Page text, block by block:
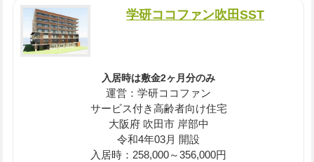
学研ココファン吹田SST
入居時は敷金2ヶ月分のみ
運営：学研ココファン
サービス付き高齢者向け住宅
大阪府 吹田市 岸部中
令和4年03月 開設
入居時：258,000～356,000円